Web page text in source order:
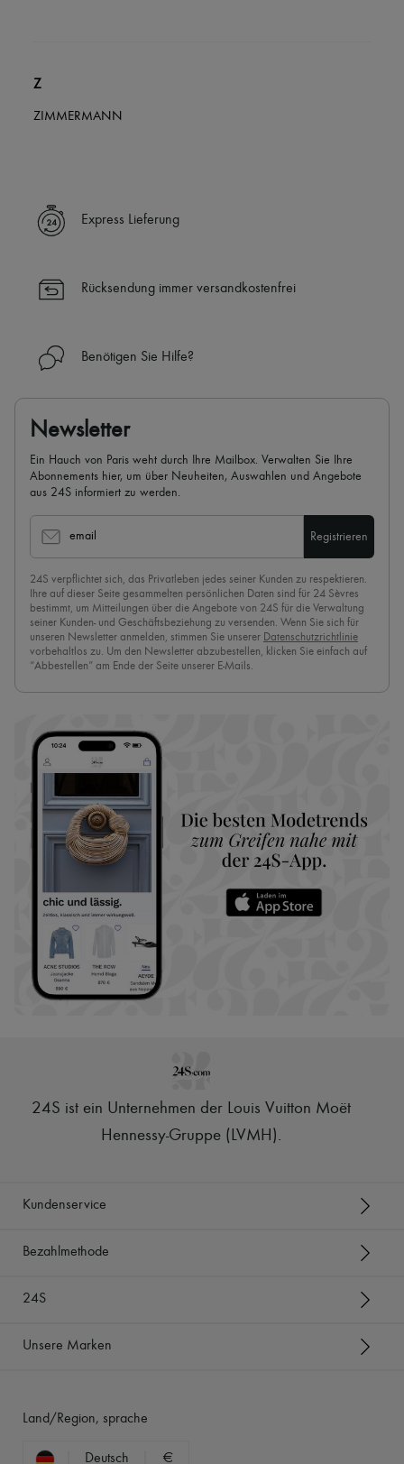
Z
ZIMMERMANN
Express Lieferung
Rücksendung immer versandkostenfrei
Benötigen Sie Hilfe?
Newsletter
Ein Hauch von Paris weht durch Ihre Mailbox. Verwalten Sie Ihre
Abonnements hier, um über Neuheiten, Auswahlen und Angebote
aus 24S informiert zu werden.
email Registrieren
24S verpflichtet sich, das Privatleben jedes seiner Kunden zu respektieren.
Ihre auf dieser Seite gesammelten persönlichen Daten sind für 24 Sèvres
bestimmt, um Mitteilungen über die Angebote von 24S für die Verwaltung
seiner Kunden- und Geschäftsbeziehung zu versenden. Wenn Sie sich für
unseren Newsletter anmelden, stimmen Sie unserer Datenschutzrichtlinie
vorbehaltlos zu. Um den Newsletter abzubestellen, klicken Sie einfach auf
“Abbestellen” am Ende der Seite unserer E-Mails.
24S ist ein Unternehmen der Louis Vuitton Moët
Hennessy-Gruppe (LVMH).
Kundenservice
Bezahlmethode
24S
Unsere Marken
Land/Region, sprache
Deutsch €